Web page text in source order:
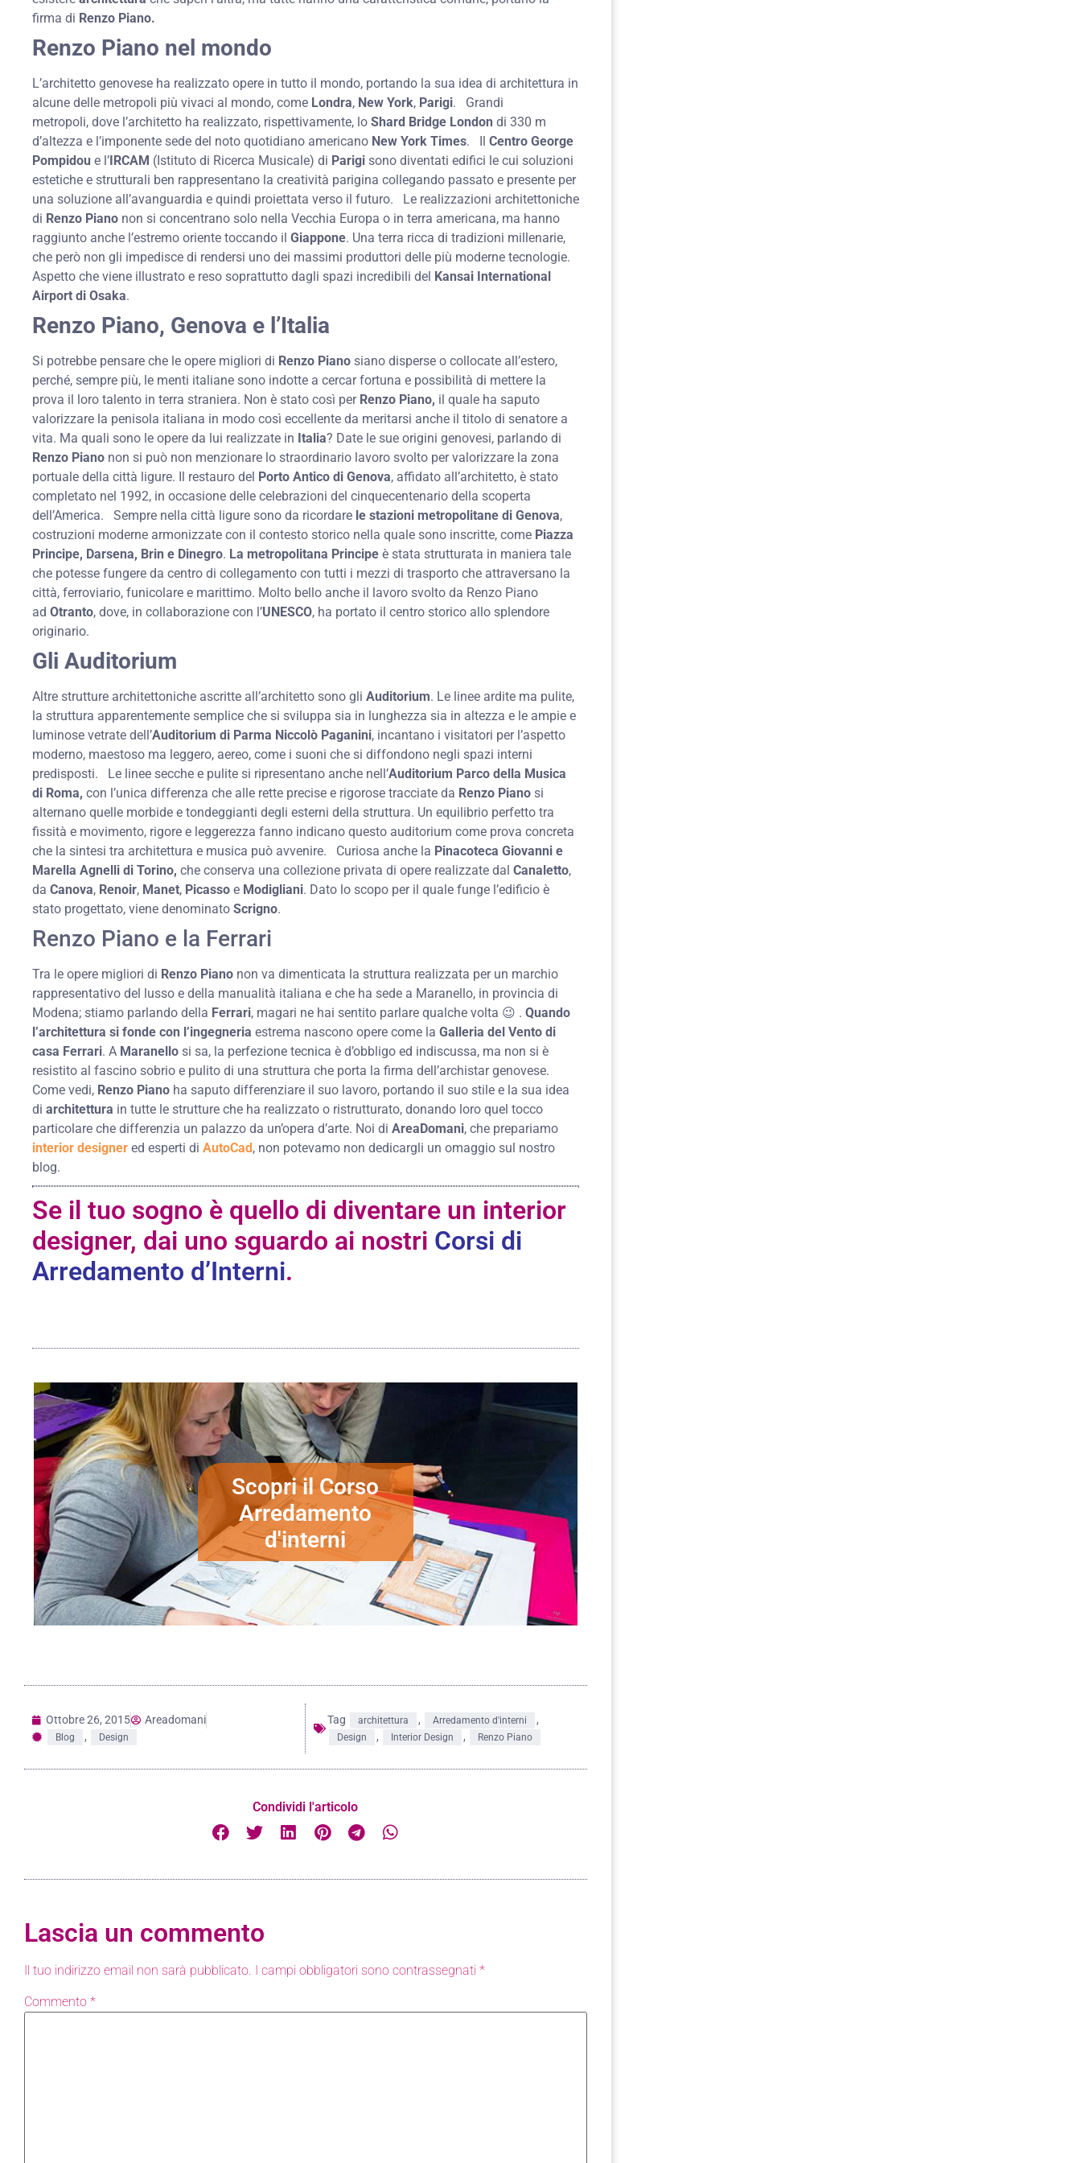
firma di Renzo Piano.
Renzo Piano nel mondo
L’architetto genovese ha realizzato opere in tutto il mondo, portando la sua idea di architettura in
alcune delle metropoli più vivaci al mondo, come Londra, New York, Parigi. Grandi
metropoli, dove l’architetto ha realizzato, rispettivamente, lo Shard Bridge London di 330 m
d’altezza e l’imponente sede del noto quotidiano americano New York Times. Il Centro George
Pompidou e l’IRCAM (Istituto di Ricerca Musicale) di Parigi sono diventati edifici le cui soluzioni
estetiche e strutturali ben rappresentano la creatività parigina collegando passato e presente per
una soluzione all’avanguardia e quindi proiettata verso il futuro. Le realizzazioni architettoniche
di Renzo Piano non si concentrano solo nella Vecchia Europa o in terra americana, ma hanno
raggiunto anche l’estremo oriente toccando il Giappone. Una terra ricca di tradizioni millenarie,
che però non gli impedisce di rendersi uno dei massimi produttori delle più moderne tecnologie.
Aspetto che viene illustrato e reso soprattutto dagli spazi incredibili del Kansai International
Airport di Osaka.
Renzo Piano, Genova e l’Italia
Si potrebbe pensare che le opere migliori di Renzo Piano siano disperse o collocate all’estero,
perché, sempre più, le menti italiane sono indotte a cercar fortuna e possibilità di mettere la
prova il loro talento in terra straniera. Non è stato così per Renzo Piano, il quale ha saputo
valorizzare la penisola italiana in modo così eccellente da meritarsi anche il titolo di senatore a
vita. Ma quali sono le opere da lui realizzate in Italia? Date le sue origini genovesi, parlando di
Renzo Piano non si può non menzionare lo straordinario lavoro svolto per valorizzare la zona
portuale della città ligure. Il restauro del Porto Antico di Genova, affidato all’architetto, è stato
completato nel 1992, in occasione delle celebrazioni del cinquecentenario della scoperta
dell’America. Sempre nella città ligure sono da ricordare le stazioni metropolitane di Genova,
costruzioni moderne armonizzate con il contesto storico nella quale sono inscritte, come Piazza
Principe, Darsena, Brin e Dinegro. La metropolitana Principe è stata strutturata in maniera tale
che potesse fungere da centro di collegamento con tutti i mezzi di trasporto che attraversano la
città, ferroviario, funicolare e marittimo. Molto bello anche il lavoro svolto da Renzo Piano
ad Otranto, dove, in collaborazione con l’UNESCO, ha portato il centro storico allo splendore
originario.
Gli Auditorium
Altre strutture architettoniche ascritte all’architetto sono gli Auditorium. Le linee ardite ma pulite,
la struttura apparentemente semplice che si sviluppa sia in lunghezza sia in altezza e le ampie e
luminose vetrate dell’Auditorium di Parma Niccolò Paganini, incantano i visitatori per l’aspetto
moderno, maestoso ma leggero, aereo, come i suoni che si diffondono negli spazi interni
predisposti. Le linee secche e pulite si ripresentano anche nell’Auditorium Parco della Musica
di Roma, con l’unica differenza che alle rette precise e rigorose tracciate da Renzo Piano si
alternano quelle morbide e tondeggianti degli esterni della struttura. Un equilibrio perfetto tra
fissità e movimento, rigore e leggerezza fanno indicano questo auditorium come prova concreta
che la sintesi tra architettura e musica può avvenire. Curiosa anche la Pinacoteca Giovanni e
Marella Agnelli di Torino, che conserva una collezione privata di opere realizzate dal Canaletto,
da Canova, Renoir, Manet, Picasso e Modigliani. Dato lo scopo per il quale funge l’edificio è
stato progettato, viene denominato Scrigno.
Renzo Piano e la Ferrari
Tra le opere migliori di Renzo Piano non va dimenticata la struttura realizzata per un marchio
rappresentativo del lusso e della manualità italiana e che ha sede a Maranello, in provincia di
Modena; stiamo parlando della Ferrari, magari ne hai sentito parlare qualche volta 😉 . Quando
l’architettura si fonde con l’ingegneria estrema nascono opere come la Galleria del Vento di
casa Ferrari. A Maranello si sa, la perfezione tecnica è d’obbligo ed indiscussa, ma non si è
resistito al fascino sobrio e pulito di una struttura che porta la firma dell’archistar genovese.
Come vedi, Renzo Piano ha saputo differenziare il suo lavoro, portando il suo stile e la sua idea
di architettura in tutte le strutture che ha realizzato o ristrutturato, donando loro quel tocco
particolare che differenzia un palazzo da un’opera d’arte. Noi di AreaDomani, che prepariamo
interior designer ed esperti di AutoCad, non potevamo non dedicargli un omaggio sul nostro
blog.
Se il tuo sogno è quello di diventare un interior
designer, dai uno sguardo ai nostri Corsi di
Arredamento d’Interni.
Scopri il Corso
Arredamento
d'interni
Ottobre 26, 2015 Areadomani
Blog , Design
Tag architettura , Arredamento d'interni ,
Design , Interior Design , Renzo Piano
Condividi l'articolo
Lascia un commento
Il tuo indirizzo email non sarà pubblicato. I campi obbligatori sono contrassegnati *
Commento *